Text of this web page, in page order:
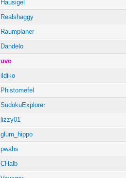
Hausigel
Realshaggy
Raumplaner
Dandelo
uvo
ildiko
Phistomefel
SudokuExplorer
lizzy01
glum_hippo
pwahs
CHalb